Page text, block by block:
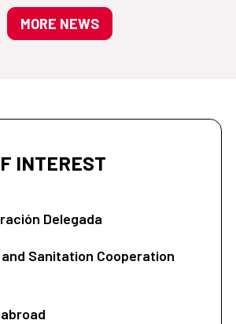
MORE NEWS
INTEREST
Delegada
Sanitation Cooperation
abroad